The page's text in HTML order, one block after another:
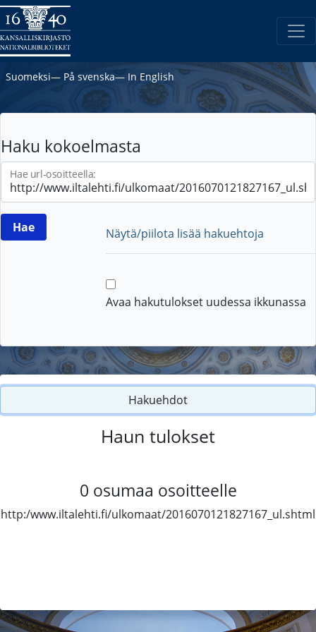
Suomeksi― På svenska― In English
Haku kokoelmasta
Hae url-osoitteella:
Näytä/piilota lisää hakuehtoja
Avaa hakutulokset uudessa ikkunassa
Hakuehdot
Haun tulokset
0 osumaa osoitteelle
http:/www.iltalehti.fi/ulkomaat/2016070121827167_ul.shtml